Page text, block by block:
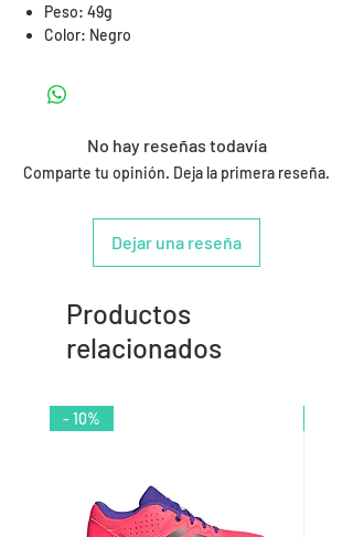
Peso: 49g
Color: Negro
No hay reseñas todavía
Comparte tu opinión. Deja la primera reseña.
Dejar una reseña
Productos
relacionados
- 10%